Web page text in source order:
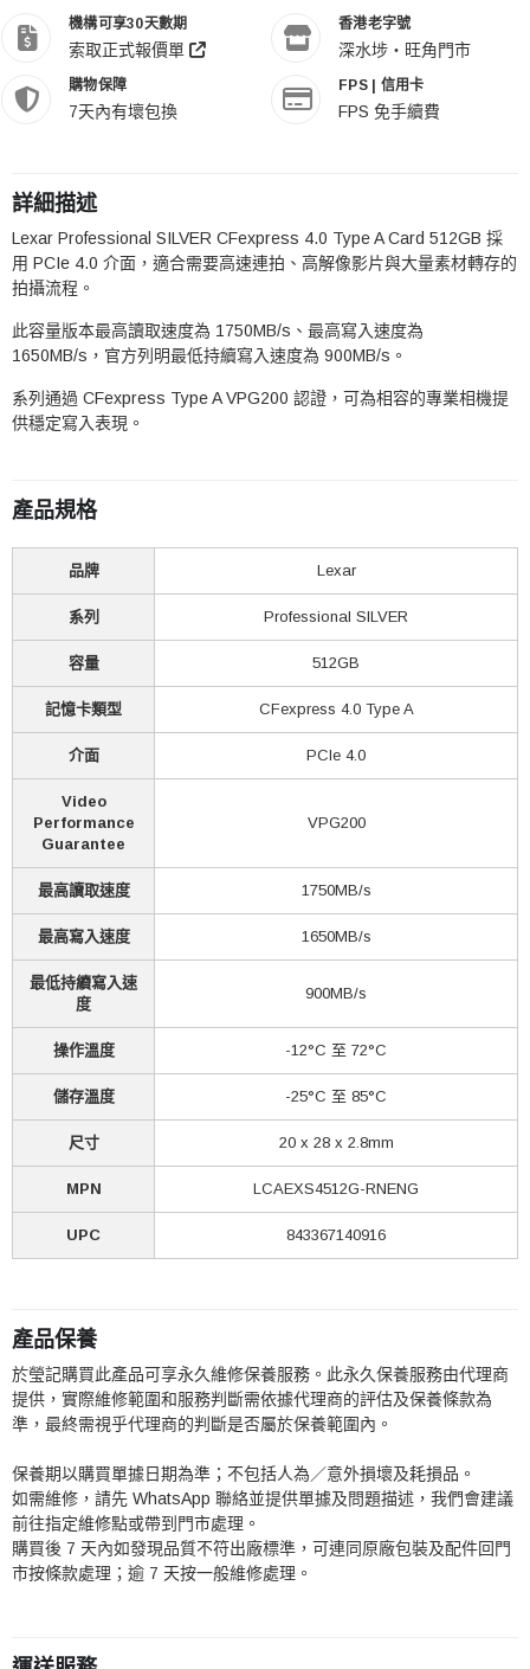
機構可享30天數期
索取正式報價單
香港老字號
深水埗・旺角門市
購物保障
7天內有壞包換
FPS | 信用卡
FPS 免手續費
詳細描述
Lexar Professional SILVER CFexpress 4.0 Type A Card 512GB 採
用 PCIe 4.0 介面，適合需要高速連拍、高解像影片與大量素材轉存的
拍攝流程。
此容量版本最高讀取速度為 1750MB/s、最高寫入速度為
1650MB/s，官方列明最低持續寫入速度為 900MB/s。
系列通過 CFexpress Type A VPG200 認證，可為相容的專業相機提
供穩定寫入表現。
產品規格
品牌 Lexar
系列 Professional SILVER
容量 512GB
記憶卡類型 CFexpress 4.0 Type A
介面 PCIe 4.0
Video
Performance
Guarantee
VPG200
最高讀取速度 1750MB/s
最高寫入速度 1650MB/s
最低持續寫入速
度
900MB/s
操作溫度 -12°C 至 72°C
儲存溫度 -25°C 至 85°C
尺寸 20 x 28 x 2.8mm
MPN LCAEXS4512G-RNENG
UPC 843367140916
產品保養
於瑩記購買此產品可享永久維修保養服務。此永久保養服務由代理商
提供，實際維修範圍和服務判斷需依據代理商的評估及保養條款為
準，最終需視乎代理商的判斷是否屬於保養範圍內。
保養期以購買單據日期為準；不包括人為／意外損壞及耗損品。
如需維修，請先 WhatsApp 聯絡並提供單據及問題描述，我們會建議
前往指定維修點或帶到門市處理。
購買後 7 天內如發現品質不符出廠標準，可連同原廠包裝及配件回門
市按條款處理；逾 7 天按一般維修處理。